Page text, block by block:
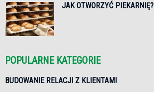
JAK OTWORZYĆ PIEKARNIĘ?
POPULARNE KATEGORIE
BUDOWANIE RELACJI Z KLIENTAMI